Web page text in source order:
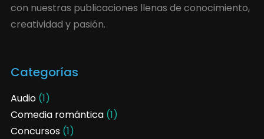
con nuestras publicaciones llenas de conocimiento,
creatividad y pasión.
Categorías
Audio(1)
Comedia romántica(1)
Concursos(1)